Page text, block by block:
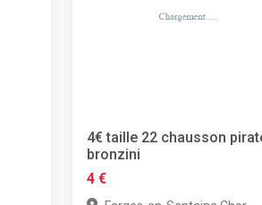
4€ taille 22 chausson
bronzini
4 €